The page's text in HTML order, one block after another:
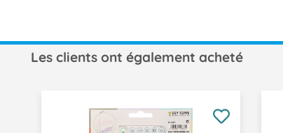
Les clients ont également acheté